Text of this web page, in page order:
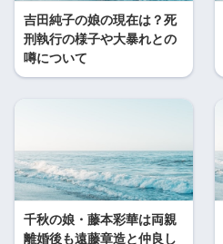
吉田純子の娘の現在は？死
刑執行の様子や大暴れとの
噂について
千秋の娘・藤本彩華は両親
離婚後も遠藤章造と仲良し